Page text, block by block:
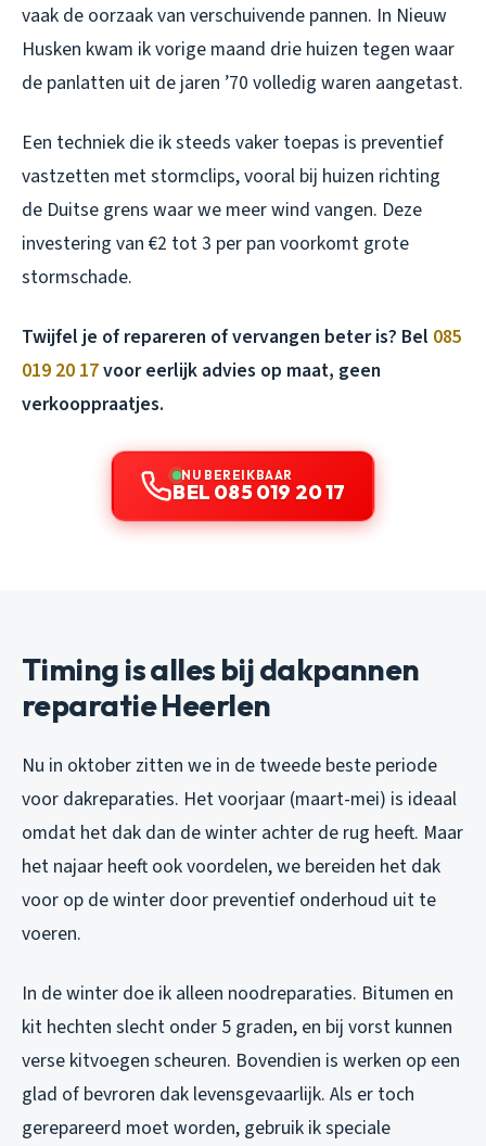
vaak de oorzaak van verschuivende pannen. In Nieuw
Husken kwam ik vorige maand drie huizen tegen waar
de panlatten uit de jaren ’70 volledig waren aangetast.
Een techniek die ik steeds vaker toepas is preventief
vastzetten met stormclips, vooral bij huizen richting
de Duitse grens waar we meer wind vangen. Deze
investering van €2 tot 3 per pan voorkomt grote
stormschade.
Twijfel je of repareren of vervangen beter is? Bel 085
019 20 17voor eerlijk advies op maat, geen
verkooppraatjes.
NU BEREIKBAAR
BEL 085 019 20 17
Timing is alles bij dakpannen
reparatie Heerlen
Nu in oktober zitten we in de tweede beste periode
voor dakreparaties. Het voorjaar (maart-mei) is ideaal
omdat het dak dan de winter achter de rug heeft. Maar
het najaar heeft ook voordelen, we bereiden het dak
voor op de winter door preventief onderhoud uit te
voeren.
In de winter doe ik alleen noodreparaties. Bitumen en
kit hechten slecht onder 5 graden, en bij vorst kunnen
verse kitvoegen scheuren. Bovendien is werken op een
glad of bevroren dak levensgevaarlijk. Als er toch
gerepareerd moet worden, gebruik ik speciale